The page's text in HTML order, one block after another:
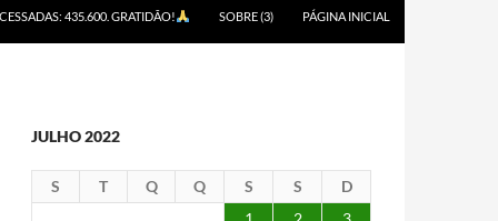
435.600. GRATIDÃO! SOBRE (3) PÁGINA INICIAL
JULHO 2022
S T Q Q S S
D